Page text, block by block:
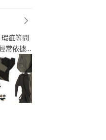
疵等問